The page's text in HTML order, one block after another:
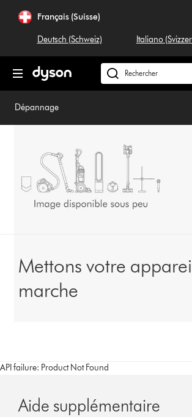
Français (Suisse)
Deutsch (Schweiz) Italiano
Rechercher
dyson.ch
Dépannage
Mettons votre
marche
API failure: Product Not Found
Aide supplémentaire